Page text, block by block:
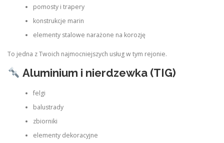
pomosty i trapery
konstrukcje marin
elementy stalowe narażone na korozję
To jedna z Twoich najmocniejszych usług w tym rejonie.
Aluminium i nierdzewka (TIG)
felgi
balustrady
zbiorniki
elementy dekoracyjne